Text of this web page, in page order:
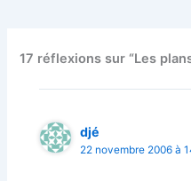
17 réflexions sur “Les
djé
22 novembre 2006 à